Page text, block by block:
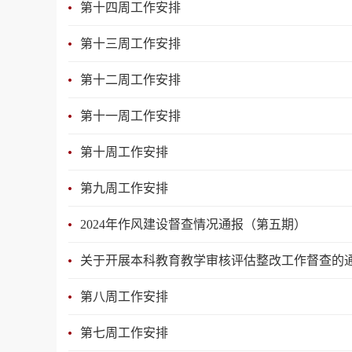
第十四周工作安排
第十三周工作安排
第十二周工作安排
第十一周工作安排
第十周工作安排
第九周工作安排
2024年作风建设督查情况通报（第五期）
关于开展本科教育教学审核评估整改工作督查的
第八周工作安排
第七周工作安排